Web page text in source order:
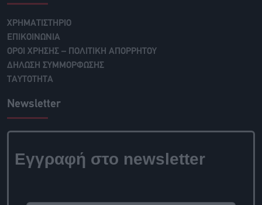
ΧΡΗΜΑΤΙΣΤΗΡΙΟ
ΕΠΙΚΟΙΝΩΝΙΑ
ΟΡΟΙ ΧΡΗΣΗΣ – ΠΟΛΙΤΙΚΗ ΑΠΟΡΡΗΤΟΥ
ΔΗΛΩΣΗ ΣΥΜΜΟΡΦΩΣΗΣ
ΤΑΥΤΟΤΗΤΑ
Newsletter
Εγγραφή στο newsletter